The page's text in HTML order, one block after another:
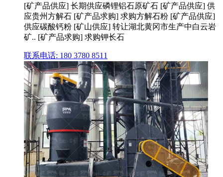
[矿产品供应] 长期供应磷锂铝石原矿石 [矿产品供应] 供
应贵州方解石 [矿产品求购] 求购方解石粉 [矿产品供应]
供应碳酸钙粉 [矿山供应] 转让湖北黄冈市生产中白云岩
矿.. [矿产品求购] 求购钾长石
联系电话: 180 3780 8511